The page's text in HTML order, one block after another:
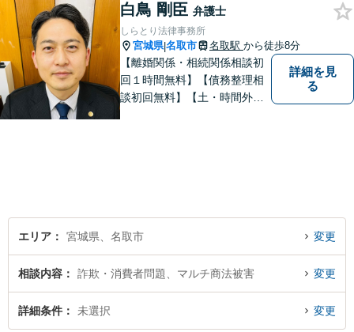
白鳥 剛臣 弁護士
しらとり法律事務所
宮城県|名取市 名取駅 から徒歩8分
【離婚関係・相続関係相談初
回１時間無料】【債務整理相
談初回無料】【土・時間外応
詳細を見
る
エリア 宮城県、名取市 変更
相談内容 詐欺・消費者問題、マルチ商法被害 変更
詳細条件 未選択 変更